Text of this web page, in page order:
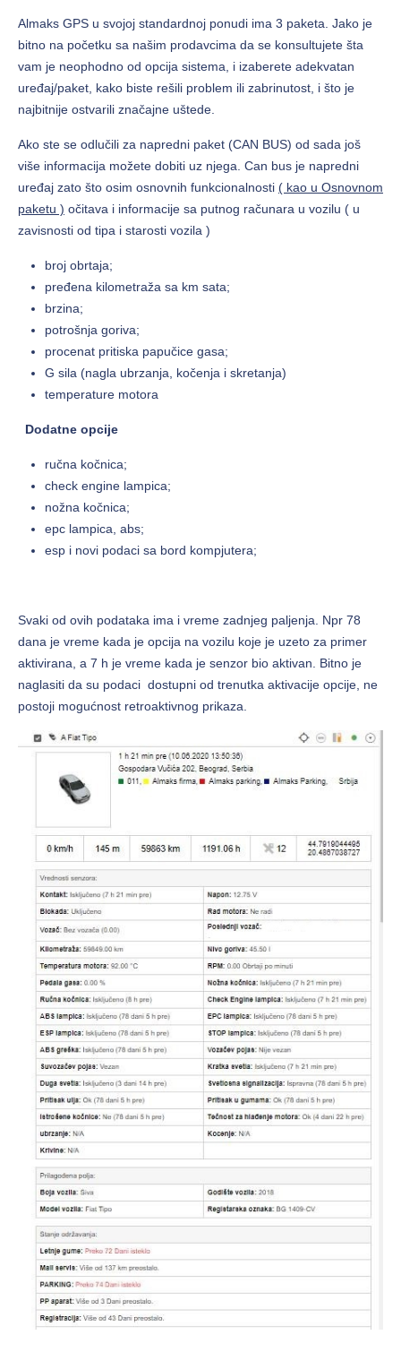
Almaks GPS u svojoj standardnoj ponudi ima 3 paketa. Jako je
bitno na početku sa našim prodavcima da se konsultujete šta
vam je neophodno od opcija sistema, i izaberete adekvatan
uređaj/paket, kako biste rešili problem ili zabrinutost, i što je
najbitnije ostvarili značajne uštede.
Ako ste se odlučili za napredni paket (CAN BUS) od sada još
više informacija možete dobiti uz njega. Can bus je napredni
uređaj zato što osim osnovnih funkcionalnosti ( kao u Osnovnom
paketu ) očitava i informacije sa putnog računara u vozilu ( u
zavisnosti od tipa i starosti vozila )
broj obrtaja;
pređena kilometraža sa km sata;
brzina;
potrošnja goriva;
procenat pritiska papučice gasa;
G sila (nagla ubrzanja, kočenja i skretanja)
temperature motora
Dodatne opcije
ručna kočnica;
check engine lampica;
nožna kočnica;
epc lampica, abs;
esp i novi podaci sa bord kompjutera;
Svaki od ovih podataka ima i vreme zadnjeg paljenja. Npr 78
dana je vreme kada je opcija na vozilu koje je uzeto za primer
aktivirana, a 7 h je vreme kada je senzor bio aktivan. Bitno je
naglasiti da su podaci dostupni od trenutka aktivacije opcije, ne
postoji mogućnost retroaktivnog prikaza.